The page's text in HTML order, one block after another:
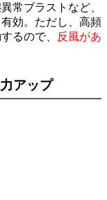
常ブラストなど、
効。ただし、高頻
るので、
反風があ
アップ